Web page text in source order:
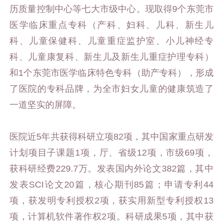
历质量控制中心等七大市级中心。现取得9个东莞市
医学临床重点专科（产科、妇科、儿科、新生儿
科、儿童保健科、儿童重症监护室、小儿神经专
科、儿童康复科、新生儿及新生儿重症护理专科）
和1个东莞市医学临床特色专科（助产专科），形成
了医院的专科品牌，为全市妇女儿童的健康筑造了
一道坚实的屏障。
医院近5年共获得科研立项82项，其中国家重点研发
计划项目子课题1项，厅、省级12项，市级69项，
获科研经费229.7万。发表国内外论文382篇，其中
发表SCI论文20篇，核心期刊85篇；申请专利44
项，获发明专利授权2项，获实用新型专利授权13
项，计算机软件著作权2项。科研成果5项，其中获